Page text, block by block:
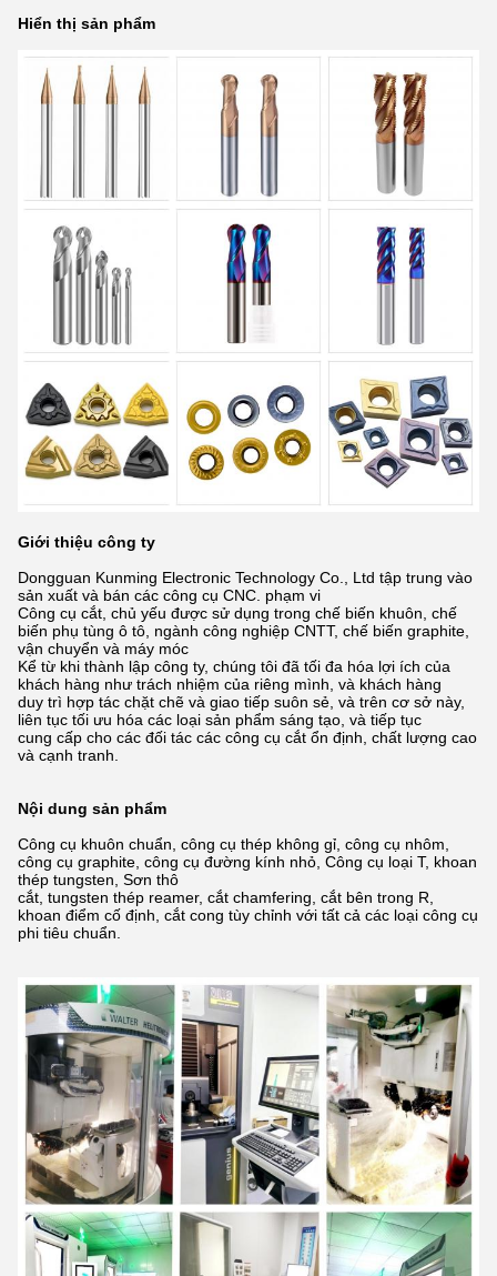
Hiển thị sản phẩm
Giới thiệu công ty
Dongguan Kunming Electronic Technology Co., Ltd tập trung vào
sản xuất và bán các công cụ CNC. phạm vi
Công cụ cắt, chủ yếu được sử dụng trong chế biến khuôn, chế
biến phụ tùng ô tô, ngành công nghiệp CNTT, chế biến graphite,
vận chuyển và máy móc
Kể từ khi thành lập công ty, chúng tôi đã tối đa hóa lợi ích của
khách hàng như trách nhiệm của riêng mình, và khách hàng
duy trì hợp tác chặt chẽ và giao tiếp suôn sẻ, và trên cơ sở này,
liên tục tối ưu hóa các loại sản phẩm sáng tạo, và tiếp tục
cung cấp cho các đối tác các công cụ cắt ổn định, chất lượng cao
và cạnh tranh.
Nội dung sản phẩm
Công cụ khuôn chuẩn, công cụ thép không gỉ, công cụ nhôm,
công cụ graphite, công cụ đường kính nhỏ, Công cụ loại T, khoan
thép tungsten, Sơn thô
cắt, tungsten thép reamer, cắt chamfering, cắt bên trong R,
khoan điểm cố định, cắt cong tùy chỉnh với tất cả các loại công cụ
phi tiêu chuẩn.